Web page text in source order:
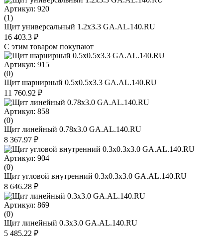
Артикул: 920
(1)
Щит универсальный 1.2х3.3 GA.AL.140.RU
16 403.3 ₽
С этим товаром покупают
Артикул: 915
(0)
Щит шарнирный 0.5х0.5х3.3 GA.AL.140.RU
11 760.92 ₽
Артикул: 858
(0)
Щит линейный 0.78х3.0 GA.AL.140.RU
8 367.97 ₽
Артикул: 904
(0)
Щит угловой внутренний 0.3х0.3х3.0 GA.AL.140.RU
8 646.28 ₽
Артикул: 869
(0)
Щит линейный 0.3х3.0 GA.AL.140.RU
5 485.22 ₽